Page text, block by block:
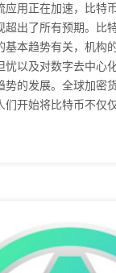
应用正在加速，比特
超出了所有预期。比
基本趋势有关，机构
忧以及对数字去中心
势的发展。全球加密
们开始将比特币不仅